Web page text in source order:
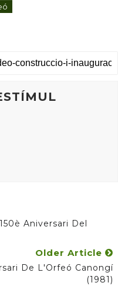
Aniversari Del
Older Article
De L'Orfeó Canongí
(1981)